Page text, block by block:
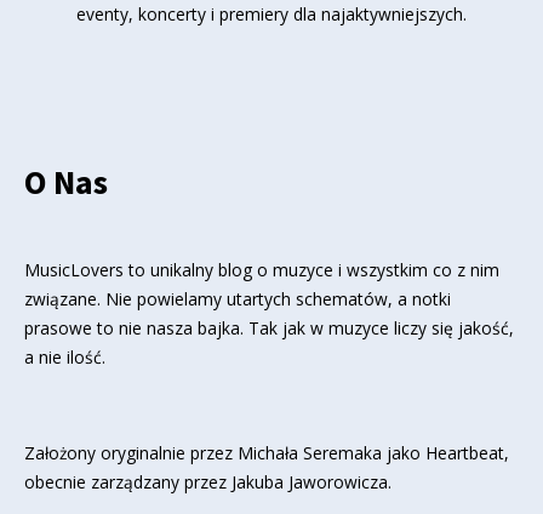
eventy, koncerty i premiery dla najaktywniejszych.
O Nas
MusicLovers to unikalny blog o muzyce i wszystkim co z nim
związane. Nie powielamy utartych schematów, a notki
prasowe to nie nasza bajka. Tak jak w muzyce liczy się jakość,
a nie ilość.
Założony oryginalnie przez Michała Seremaka jako Heartbeat,
obecnie zarządzany przez Jakuba Jaworowicza.